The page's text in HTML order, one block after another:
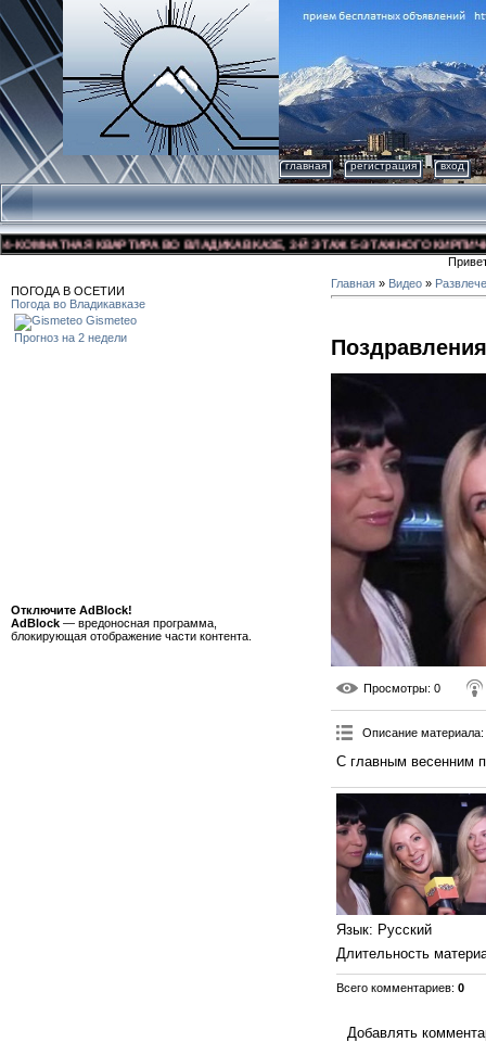
главная регистрация вход
КВАРТИРА ВО ВЛАДИКАВКАЗЕ, 3-Й ЭТАЖ 5-ЭТАЖНОГО
ПОГОДА В ОСЕТИИ
Погода во Владикавказе
Gismeteo
Прогноз на 2 недели
Отключите AdBlock!
AdBlock — вредоносная программа,
блокирующая отображение части контента.
Главная » Видео »
Просмотры: 0
Описание материала:
С главным весенним
Язык: Русский
Длительность
Всего комментариев: 0
Добавлять